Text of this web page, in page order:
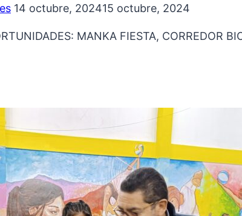
14 octubre, 202415 octubre, 2024
MANKA FIESTA, CORREDOR